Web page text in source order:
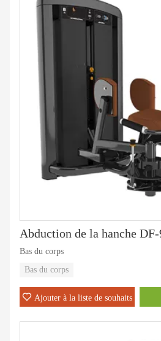
Abduction de la hanche
Bas du corps
Bas du corps
Ajouter à la liste de souhaits